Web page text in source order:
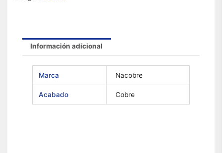
Información adicional
Marca Nacobre
Acabado Cobre